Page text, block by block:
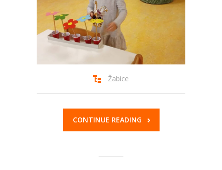
Žabice
CONTINUE READING